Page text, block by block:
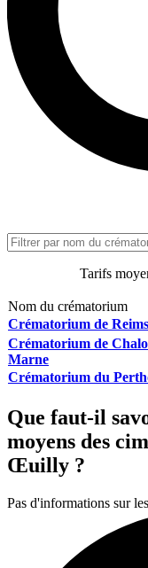
Tarifs
Nom du crématorium
Crématorium de Reims
Crématorium de
Marne
Crématorium du
Que faut-il
moyens des
Œuilly ?
Pas d'informations sur